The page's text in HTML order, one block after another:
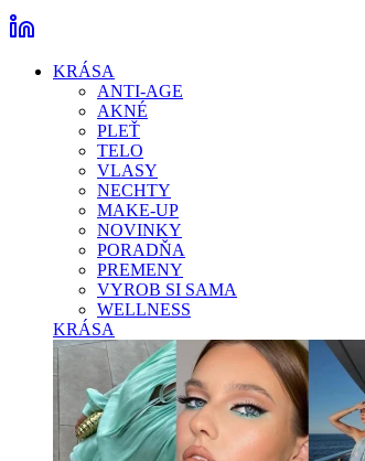
KRÁSA
ANTI-AGE
AKNÉ
PLEŤ
TELO
VLASY
NECHTY
MAKE-UP
NOVINKY
PORADŇA
PREMENY
VYROB SI SAMA
WELLNESS
KRÁSA